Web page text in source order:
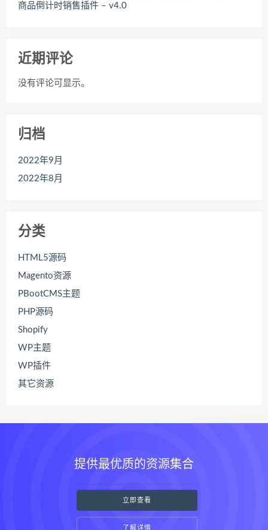
商品倒计时销售插件 – v4.0
近期评论
没有评论可显示。
归档
2022年9月
2022年8月
分类
HTML5源码
Magento资源
PBootCMS主题
PHP源码
Shopify
WP主题
WP插件
其它资源
提供最优质的资源集合
立即查看
了解详情